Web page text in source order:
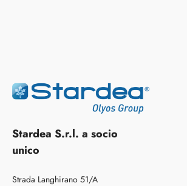
Stardea S.r.l. a socio
unico
Strada Langhirano 51/A